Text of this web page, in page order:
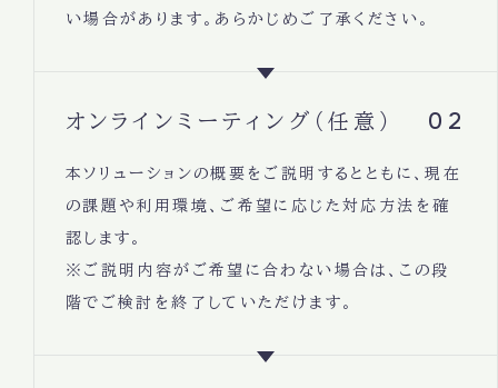
い場合があります。あらかじめご了承ください。
オンラインミーティング（任意） 02
本ソリューションの概要をご説明するとともに、現在
の課題や利用環境、ご希望に応じた対応方法を確
認します。
※ご説明内容がご希望に合わない場合は、この段
階でご検討を終了していただけます。